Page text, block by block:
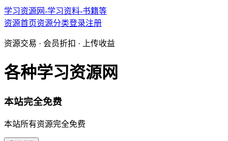
学习资源网-学习资料-书籍等
资源首页资源分类登录注册
资源交易 · 会员折扣 · 上传收益
各种学习资源网
本站完全免费
本站所有资源完全免费